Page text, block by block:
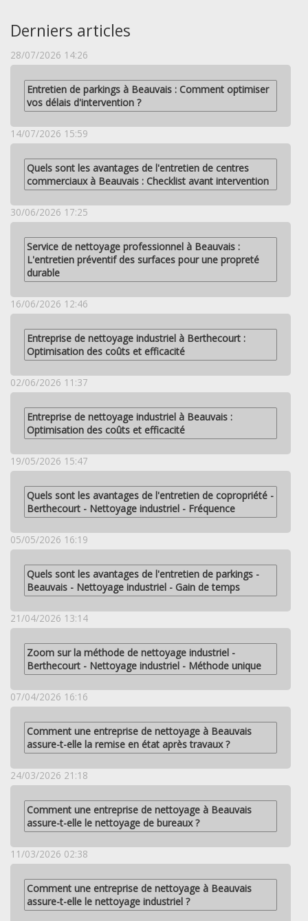
Derniers articles
28/07/2026 14:26
Entretien de parkings à Beauvais : Comment optimiser
vos délais d'intervention ?
14/07/2026 15:59
Quels sont les avantages de l'entretien de centres
commerciaux à Beauvais : Checklist avant intervention
30/06/2026 17:25
Service de nettoyage professionnel à Beauvais :
L'entretien préventif des surfaces pour une propreté
durable
16/06/2026 12:46
Entreprise de nettoyage industriel à Berthecourt :
Optimisation des coûts et efficacité
02/06/2026 11:37
Entreprise de nettoyage industriel à Beauvais :
Optimisation des coûts et efficacité
19/05/2026 15:47
Quels sont les avantages de l'entretien de copropriété -
Berthecourt - Nettoyage industriel - Fréquence
05/05/2026 16:19
Quels sont les avantages de l'entretien de parkings -
Beauvais - Nettoyage industriel - Gain de temps
21/04/2026 13:14
Zoom sur la méthode de nettoyage industriel -
Berthecourt - Nettoyage industriel - Méthode unique
07/04/2026 16:16
Comment une entreprise de nettoyage à Beauvais
assure-t-elle la remise en état après travaux ?
24/03/2026 21:18
Comment une entreprise de nettoyage à Beauvais
assure-t-elle le nettoyage de bureaux ?
11/03/2026 02:38
Comment une entreprise de nettoyage à Beauvais
assure-t-elle le nettoyage industriel ?